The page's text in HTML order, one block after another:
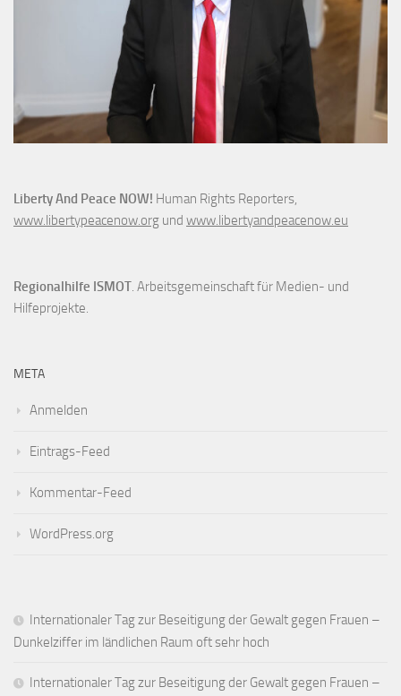
Liberty And Peace NOW! Human Rights Reporters,
www.libertypeacenow.org und www.libertyandpeacenow.eu
Regionalhilfe ISMOT. Arbeitsgemeinschaft für Medien- und
Hilfeprojekte.
META
Anmelden
Eintrags-Feed
Kommentar-Feed
WordPress.org
Internationaler Tag zur Beseitigung der Gewalt gegen Frauen –
Dunkelziffer im ländlichen Raum oft sehr hoch
Internationaler Tag zur Beseitigung der Gewalt gegen Frauen –